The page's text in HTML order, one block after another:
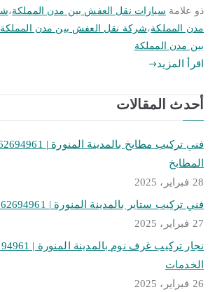
ذو علامة سيارات نقل العفش بين مدن المملكة،
مدن المملكة،شركة نقل العفش بين مدن المملكة
بين مدن المملكة
اقرأ المزيد
أحدث المقالات
المطابخ
28 فبراير، 2025
فني تركيب ستاير بالمدينة المنورة | 0562694961 | افضل نجار
27 فبراير، 2025
الخدمات
26 فبراير، 2025